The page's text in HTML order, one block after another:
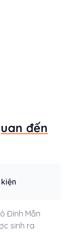
đến
Đình Mẫn
sinh ra